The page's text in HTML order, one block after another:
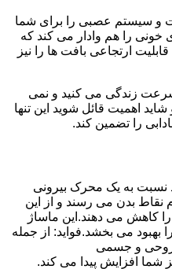
و سیستم عصبی را برای شما
خونی را هم وادار می کند که
ارتجاعی بافت ها را نیز
سرعت زندگی می کنید و نمی
شاید اهمیت قائل شوید این تنها
را تضمین کند.
نسبت به یک محرک بیرونی
نقاط بدن می رسند و از این
کاهش می دهند.این ماساژ
می بخشد.فواید: از جمله
روحی و جسمی
شما افزایش پیدا می کند.